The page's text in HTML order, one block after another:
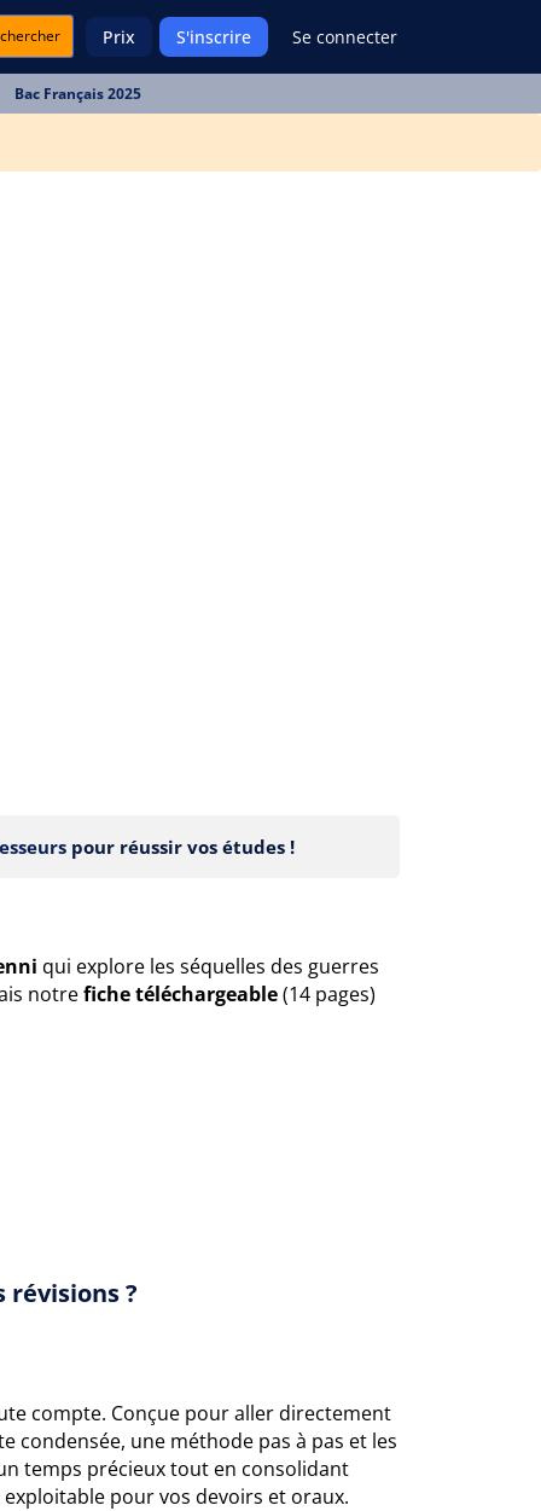
Prix S'inscrire Se connecter
Bac Français 2025
pour réussir vos études !
qui explore les séquelles des guerres
notrefiche téléchargeable(14 pages)
révisions ?
compte. Conçue pour aller directement
condensée, une méthode pas à pas et les
temps précieux tout en consolidant
pour vos devoirs et oraux.